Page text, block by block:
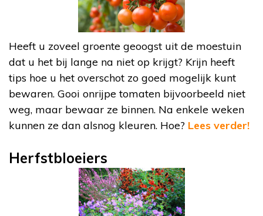
Heeft u zoveel groente geoogst uit de moestuin
dat u het bij lange na niet op krijgt? Krijn heeft
tips hoe u het overschot zo goed mogelijk kunt
bewaren. Gooi onrijpe tomaten bijvoorbeeld niet
weg, maar bewaar ze binnen. Na enkele weken
kunnen ze dan alsnog kleuren. Hoe? Lees verder!
Herfstbloeiers